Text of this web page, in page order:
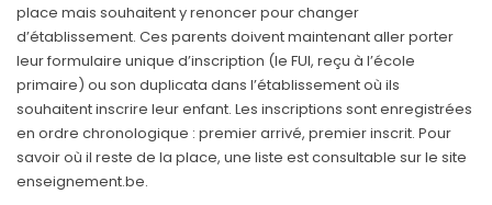
place mais souhaitent y renoncer pour changer
d’établissement. Ces parents doivent maintenant aller porter
leur formulaire unique d’inscription (le FUI, reçu à l’école
primaire) ou son duplicata dans l’établissement où ils
souhaitent inscrire leur enfant. Les inscriptions sont enregistrées
en ordre chronologique : premier arrivé, premier inscrit. Pour
savoir où il reste de la place, une liste est consultable sur le site
enseignement.be.